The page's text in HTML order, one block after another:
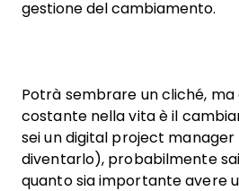
gestione del cambiamento.
Potrà sembrare un cliché, ma
costante nella vita è il
sei un digital project manager
diventarlo), probabilmente
quanto sia importante avere